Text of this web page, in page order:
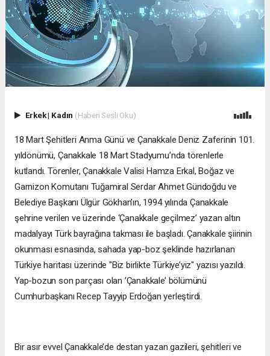
Erkek| Kadın (Haberi Sesli Oku)
18 Mart Şehitleri Anma Günü ve Çanakkale Deniz Zaferinin 101.
yıldönümü, Çanakkale 18 Mart Stadyumu’nda törenlerle
kutlandı. Törenler, Çanakkale Valisi Hamza Erkal, Boğaz ve
Garnizon Komutanı Tuğamiral Serdar Ahmet Gündoğdu ve
Belediye Başkanı Ülgür Gökhan’ın, 1994 yılında Çanakkale
şehrine verilen ve üzerinde ‘Çanakkale geçilmez’ yazan altın
madalyayı Türk bayrağına takması ile başladı. Çanakkale şiirinin
okunması esnasında, sahada yap-boz şeklinde hazırlanan
Türkiye haritası üzerinde "Biz birlikte Türkiye’yiz" yazısı yazıldı.
Yap-bozun son parçası olan ’Çanakkale’ bölümünü
Cumhurbaşkanı Recep Tayyip Erdoğan yerleştirdi.
Bir asır evvel Çanakkale’de destan yazan gazileri, şehitleri ve